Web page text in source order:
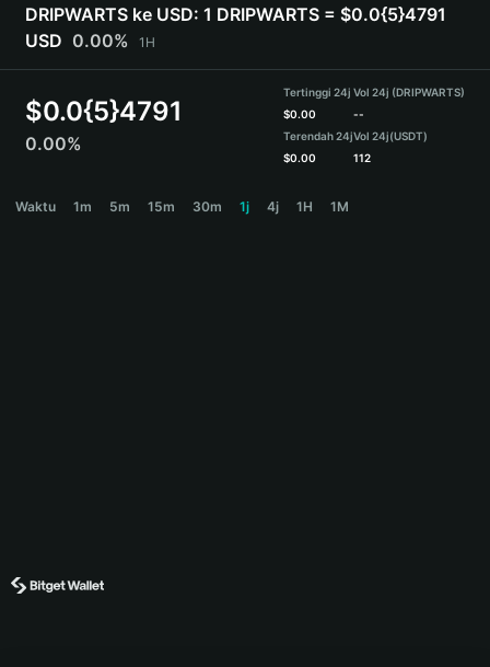
Bahasa Indonesia
ภาษาไทย
हिन्दी
Español
Português (Brasil)
DRIPWARTS ke USD: 1 DRIPWARTS = $0.0{5}4791
USD 0.00% 1H
$0.0{5}4791
0.00%
Tertinggi 24j
$0.00
Terendah 24j
$0.00
Vol 24j (DRIPWARTS)
--
Vol 24j(USDT)
112
Waktu 1m 5m 15m 30m 1j 4j 1H 1M